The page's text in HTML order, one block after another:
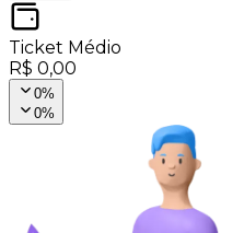
Ticket Médio
R$ 0,00
0%
0%